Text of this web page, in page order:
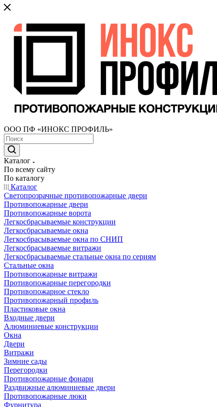
ООО ПФ «ИНОКС ПРОФИЛЬ»
Каталог
По всему сайту
По каталогу
Каталог
Светопрозрачные противопожарные двери
Противопожарные двери
Противопожарные ворота
Легкосбрасываемые конструкции
Легкосбрасываемые окна
Легкосбрасываемые окна по СНИП
Легкосбрасываемые витражи
Легкосбрасываемые стальные окна по сериям
Стальные окна
Противопожарные витражи
Противопожарные перегородки
Противопожарное стекло
Противопожарный профиль
Пластиковые окна
Входные двери
Алюминиевые конструкции
Окна
Двери
Витражи
Зимние сады
Перегородки
Противопожарные фонари
Раздвижные алюминиевые двери
Противопожарные люки
Фурнитура